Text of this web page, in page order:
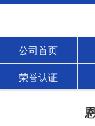
公司首页
荣誉认证